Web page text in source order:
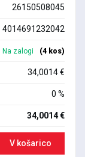
26150508045
4014691232042
Na zalogi (4 kos)
34,0014 €
0 %
34,0014 €
V košarico